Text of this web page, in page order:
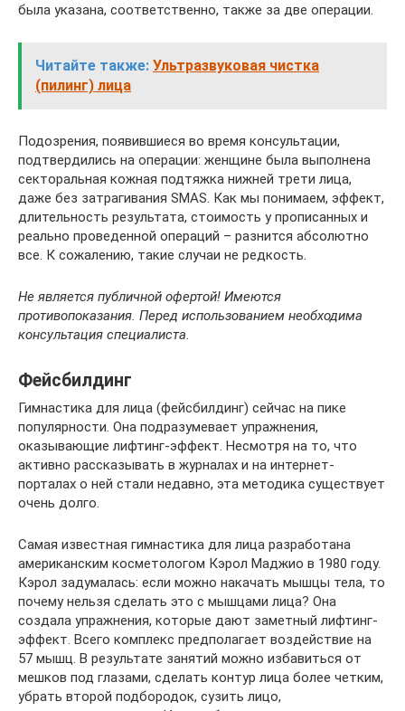
была указана, соответственно, также за две операции.
Читайте также: Ультразвуковая чистка
(пилинг) лица
Подозрения, появившиеся во время консультации,
подтвердились на операции: женщине была выполнена
секторальная кожная подтяжка нижней трети лица,
даже без затрагивания SMAS. Как мы понимаем, эффект,
длительность результата, стоимость у прописанных и
реально проведенной операций – разнится абсолютно
все. К сожалению, такие случаи не редкость.
Не является публичной офертой! Имеются
противопоказания. Перед использованием необходима
консультация специалиста.
Фейсбилдинг
Гимнастика для лица (фейсбилдинг) сейчас на пике
популярности. Она подразумевает упражнения,
оказывающие лифтинг-эффект. Несмотря на то, что
активно рассказывать в журналах и на интернет-
порталах о ней стали недавно, эта методика существует
очень долго.
Самая известная гимнастика для лица разработана
американским косметологом Кэрол Маджио в 1980 году.
Кэрол задумалась: если можно накачать мышцы тела, то
почему нельзя сделать это с мышцами лица? Она
создала упражнения, которые дают заметный лифтинг-
эффект. Всего комплекс предполагает воздействие на
57 мышц. В результате занятий можно избавиться от
мешков под глазами, сделать контур лица более четким,
убрать второй подбородок, сузить лицо,